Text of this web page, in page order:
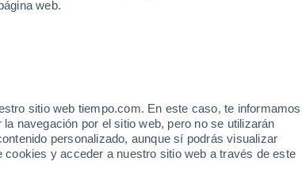
web.
sitio web tiempo.com. En este caso, te informamos
navegación por el sitio web, pero no se utilizarán
personalizado, aunque sí podrás visualizar
y acceder a nuestro sitio web a través de este
Corvol-l'Orgueilleux